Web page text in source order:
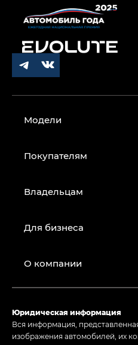
Модели
Покупателям
Владельцам
Для бизнеса
О компании
Юридическая информация
Вся информация,
изображения автомобилей, их